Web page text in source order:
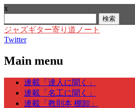
x
索:
ジャズギター寄り道ノート
Twitter
Main menu
Skip
content
連載「達人に聞く」
連載「名工に聞く」
連載「教則本 棚卸」